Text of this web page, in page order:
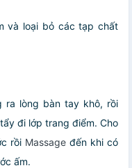
và loại bỏ các tạp chất
ra lòng bàn tay khô, rồi
đi lớp trang điểm. Cho
rồi Massageđến khi có
ấm.